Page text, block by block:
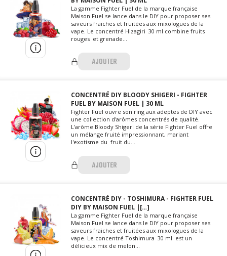
La gamme Fighter Fuel de la marque française
Maison Fuel se lance dans le DIY pour proposer ses
saveurs fraiches et fruitées aux mixologues de la
vape. Le concentré Hizagiri 30 ml combine fruits
rouges et grenade...
AJOUTER
CONCENTRÉ DIY BLOODY SHIGERI - FIGHTER
FUEL BY MAISON FUEL | 30 ML
Fighter Fuel ouvre son ring aux adeptes de DIY avec
une collection d'arômes concentrés de qualité.
L'arôme Bloody Shigeri de la série Fighter Fuel offre
un mélange fruité impressionnant, mariant
l'exotisme du fruit du...
AJOUTER
CONCENTRÉ DIY - TOSHIMURA - FIGHTER FUEL
DIY BY MAISON FUEL |[…]
La gamme Fighter Fuel de la marque française
Maison Fuel se lance dans le DIY pour proposer ses
saveurs fraiches et fruitées aux mixologues de la
vape. Le concentré Toshimura 30 ml est un
délicieux mix de melon...